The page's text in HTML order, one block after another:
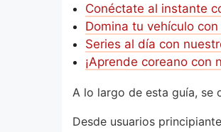
Conéctate al instante
Domina tu vehículo
Series al día con
¡Aprende coreano con
A lo largo de esta guía, se
Desde usuarios